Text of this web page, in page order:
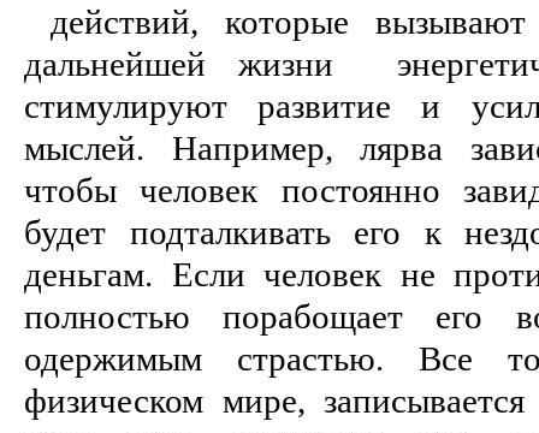
действий, которые
дальнейшей жизни
стимулируют развитие и
мыслей. Например, лярва
чтобы человек постоянно
будет подталкивать его к
деньгам. Если человек не
полностью порабощает его
одержимым страстью. Все
физическом мире,